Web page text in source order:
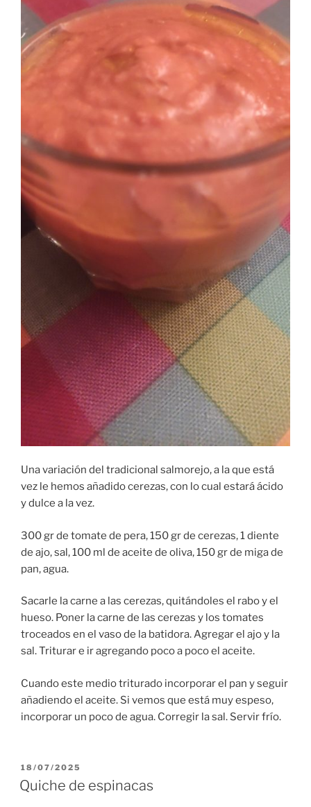
Una variación del tradicional salmorejo, a la que está
vez le hemos añadido cerezas, con lo cual estará ácido
y dulce a la vez.
300 gr de tomate de pera, 150 gr de cerezas, 1 diente
de ajo, sal, 100 ml de aceite de oliva, 150 gr de miga de
pan, agua.
Sacarle la carne a las cerezas, quitándoles el rabo y el
hueso. Poner la carne de las cerezas y los tomates
troceados en el vaso de la batidora. Agregar el ajo y la
sal. Triturar e ir agregando poco a poco el aceite.
Cuando este medio triturado incorporar el pan y seguir
añadiendo el aceite. Si vemos que está muy espeso,
incorporar un poco de agua. Corregir la sal. Servir frío.
PUBLICADO
EL
18/07/2025
Quiche de espinacas